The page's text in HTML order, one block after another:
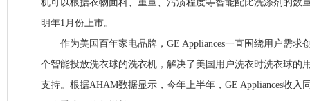
机可以根据衣物面料、重量、污渍程度等智能配比洗涤剂的数
明年1月份上市。
作为美国百年家电品牌，GE Appliances一直围绕用户需求
个智能投放洗衣球的洗衣机，解决了美国用户洗衣时洗衣球的
支持。根据AHAM数据显示，今年上半年，GE Appliances收入